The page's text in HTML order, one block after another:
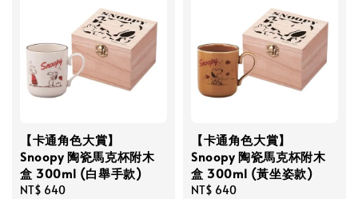
【卡通角色大賞】
Snoopy 陶瓷馬克杯附木
盒 300ml (白舉手款)
Regular
NT$ 640
【卡通角色大賞】
Snoopy 陶瓷馬克杯附木
盒 300ml (黃坐姿款)
Regular
NT$ 640